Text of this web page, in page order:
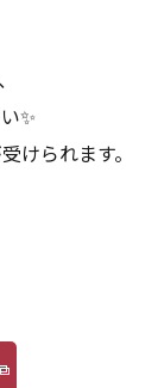
✨
けられます。